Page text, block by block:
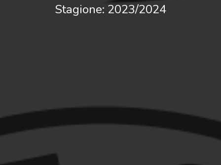
Stagione: 2023/2024